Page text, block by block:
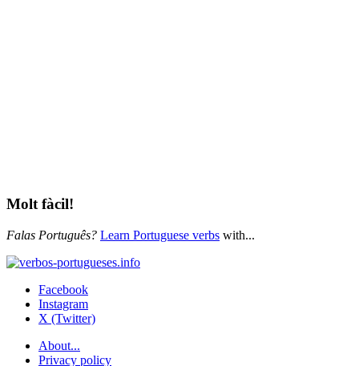
Molt fàcil!
Falas Português? Learn Portuguese verbs with...
Facebook
Instagram
X (Twitter)
About...
Privacy policy